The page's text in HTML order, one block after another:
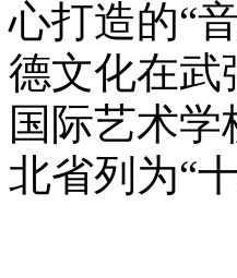
心打造的“
德文化在武
国际艺术
北省列为“